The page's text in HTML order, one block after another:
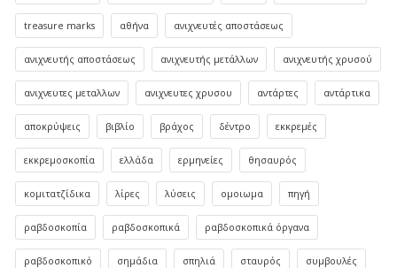
treasure marks αθήνα ανιχνευτές αποστάσεως
ανιχνευτής αποστάσεως ανιχνευτής μετάλλων ανιχνευτής χρυσού
ανιχνευτες μεταλλων ανιχνευτες χρυσου αντάρτες αντάρτικα
αποκρύψεις βιβλίο βράχος δέντρο εκκρεμές
εκκρεμοσκοπία ελλάδα ερμηνείες θησαυρός
κομιτατζίδικα λίρες λύσεις ομοιωμα πηγή
ραβδοσκοπία ραβδοσκοπικά ραβδοσκοπικά όργανα
ραβδοσκοπικό σημάδια σπηλιά σταυρός συμβουλές